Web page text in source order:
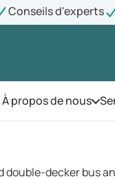
Conseils d'experts
À propos de nous